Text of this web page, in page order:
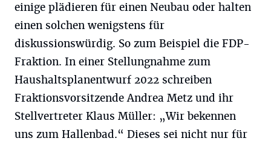
einige plädieren für einen Neubau oder halten
einen solchen wenigstens für
diskussionswürdig. So zum Beispiel die FDP-
Fraktion. In einer Stellungnahme zum
Haushaltsplanentwurf 2022 schreiben
Fraktionsvorsitzende Andrea Metz und ihr
Stellvertreter Klaus Müller: „Wir bekennen
uns zum Hallenbad.“ Dieses sei nicht nur für